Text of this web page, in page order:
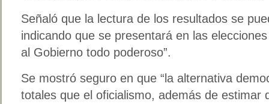
Señaló que la lectura de los resultados se
indicando que se presentará en las
al Gobierno todo poderoso”.
Se mostró seguro en que “la alternativa
totales que el oficialismo, además de estimar